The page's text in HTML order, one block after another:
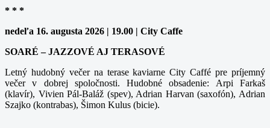
* * *
nedeľa 16. augusta 2026 | 19.00 | City Caffe
SOARÉ – JAZZOVÉ AJ TERASOVÉ
Letný hudobný večer na terase kaviarne City Caffé pre príjemný
večer v dobrej spoločnosti. Hudobné obsadenie: Arpi Farkaš
(klavír), Vivien Pál-Baláž (spev), Adrian Harvan (saxofón), Adrian
Szajko (kontrabas), Šimon Kulus (bicie).